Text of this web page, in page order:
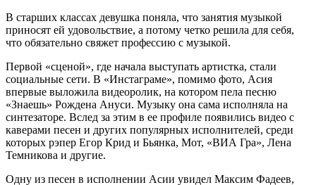
В старших классах девушка поняла, что занятия музыкой
приносят ей удовольствие, а потому четко решила для себя,
что обязательно свяжет профессию с музыкой.
Первой «сценой», где начала выступать артистка, стали
социальные сети. В «Инстаграме», помимо фото, Асия
впервые выложила видеоролик, на котором пела песню
«Знаешь» Рождена Ануси. Музыку она сама исполняла на
синтезаторе. Вслед за этим в ее профиле появились видео с
каверами песен и других популярных исполнителей, среди
которых рэпер Егор Крид и Бьянка, Мот, «ВИА Гра», Лена
Темникова и другие.
Одну из песен в исполнении Асии увидел Максим Фадеев,